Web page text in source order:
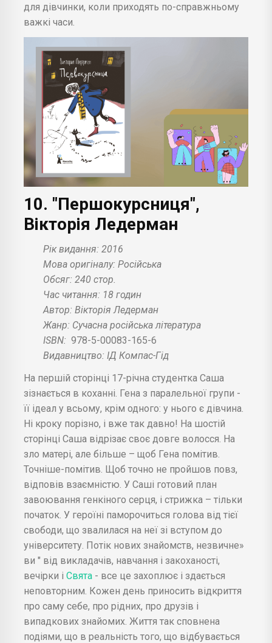
для дівчинки, коли приходять по-справжньому
важкі часи.
10. "Першокурсниця",
Вікторія Ледерман
Рік видання: 2016
Мова оригіналу: Російська
Обсяг: 240 стор.
Час читання: 18 годин
Автор: Вікторія Ледерман
Жанр: Сучасна російська література
ISBN: 978-5-00083-165-6
Видавництво: ІД Компас-Гід
На першій сторінці 17-річна студентка Саша
зізнається в коханні. Гена з паралельної групи -
її ідеал у всьому, крім одного: у нього є дівчина.
Ні кроку порізно, і вже так давно! На шостій
сторінці Саша відрізає своє довге волосся. На
зло матері, але більше – щоб Гена помітив.
Точніше-помітив. Щоб точно не пройшов повз,
відповів взаємністю. У Саші готовий план
завоювання генкіного серця, і стрижка – тільки
початок. У героїні паморочиться голова від тієї
свободи, що звалилася на неї зі вступом до
університету. Потік нових знайомств, незвичне»
ви " від викладачів, навчання і закоханості,
вечірки і Свята - все це захоплює і здається
неповторним. Кожен день приносить відкриття
про саму себе, про рідних, про друзів і
випадкових знайомих. Життя так сповнена
подіями, що в реальність того, що відбувається